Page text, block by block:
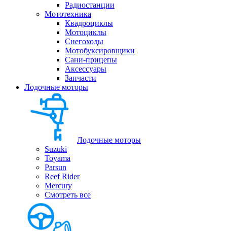
Радиостанции
Мототехника
Квадроциклы
Мотоциклы
Снегоходы
Мотобуксировщики
Сани-прицепы
Аксессуары
Запчасти
Лодочные моторы
Лодочные моторы
Suzuki
Toyama
Parsun
Reef Rider
Mercury
Смотреть все